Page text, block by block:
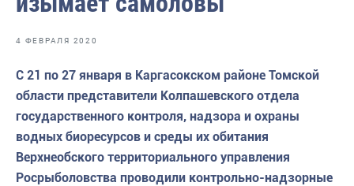
Отраслевые СМИ
Выставки и конференции
Научно-практическая литература
Рыбоохрана России
Отрасль в цифрах
Инфографика
4 ФЕВРАЛЯ 2020
С 21 по 27 января в Каргасокском районе Томской
области представители Колпашевского отдела
государственного контроля, надзора и охраны
водных биоресурсов и среды их обитания
Верхнеобского территориального управления
Росрыболовства проводили контрольно-надзорные